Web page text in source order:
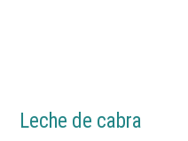
Leche de cabra